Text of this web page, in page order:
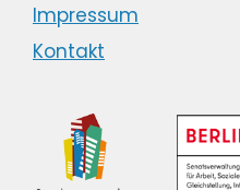
Impressum
Kontakt